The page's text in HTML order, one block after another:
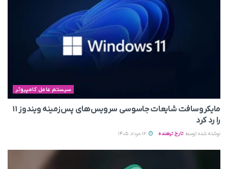
سیستم عامل کامپیوتر
مایکروسافت شایعات جاسوسی سرویس‌های پس‌زمینه ویندوز ۱۱
را رد کرد
نوشته شده توسط تارخ ترهنده